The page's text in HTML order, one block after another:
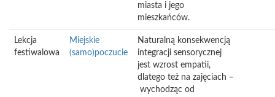
miasta i jego
mieszkańców.
Lekcja
festiwalowa
Miejskie
(samo)poczucie
Naturalną konsekwencją
integracji sensorycznej
jest wzrost empatii,
dlatego też na zajęciach –
wychodząc od